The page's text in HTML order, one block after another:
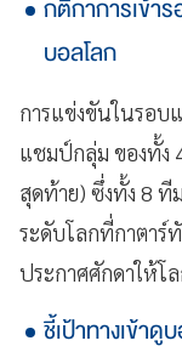
กติกาการเข้า
บอลโลก
การแข่งขันในรอบ
แชมป์กลุ่ม ของทั้ง
สุดท้าย) ซึ่งทั้ง 8 ที
ระดับโลกที่กาตาร์
ประกาศศักดาให้โ
ชี้เป้าทางเข้า